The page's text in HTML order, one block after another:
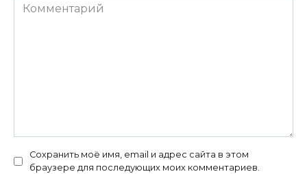
Комментарий
Сохранить моё имя, email и адрес сайта в этом
браузере для последующих моих комментариев.